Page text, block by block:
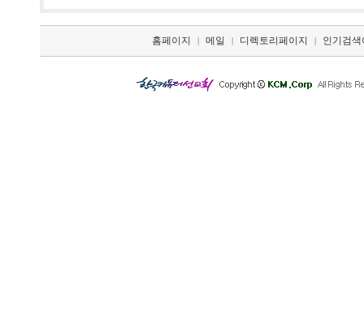
홈페이지 | 메일 | 디렉토리페이지 | 인기검색